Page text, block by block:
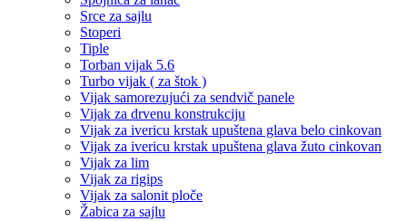
Srce za sajlu
Stoperi
Tiple
Torban vijak 5.6
Turbo vijak ( za štok )
Vijak samorezujući za sendvič panele
Vijak za drvenu konstrukciju
Vijak za ivericu krstak upuštena glava belo cinkovan
Vijak za ivericu krstak upuštena glava žuto cinkovan
Vijak za lim
Vijak za rigips
Vijak za salonit ploče
Žabica za sajlu